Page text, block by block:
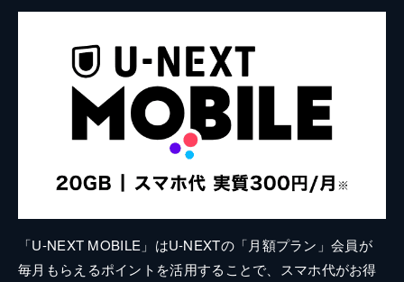
「U-NEXT MOBILE」はU-NEXTの「月額プラン」会員が
毎月もらえるポイントを活用することで、スマホ代がお得